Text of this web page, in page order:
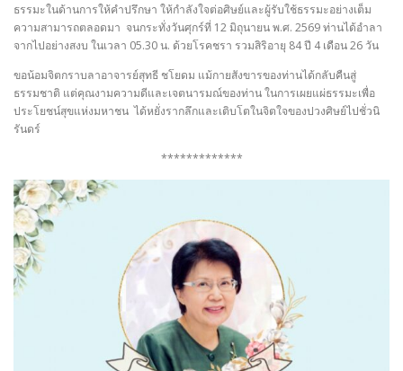
ธรรมะในด้านการให้คำปรึกษา ให้กำลังใจต่อศิษย์และผู้รับใช้ธรรมะอย่างเต็ม
ความสามารถตลอดมา จนกระทั่งวันศุกร์ที่ 12 มิถุนายน พ.ศ. 2569 ท่านได้อำลา
จากไปอย่างสงบ ในเวลา 05.30 น. ด้วยโรคชรา รวมสิริอายุ 84 ปี 4 เดือน 26 วัน
ขอน้อมจิตกราบลาอาจารย์สุทธี ชโยดม แม้กายสังขารของท่านได้กลับคืนสู่
ธรรมชาติ แต่คุณงามความดีและเจตนารมณ์ของท่าน ในการเผยแผ่ธรรมะเพื่อ
ประโยชน์สุขแห่งมหาชน ได้หยั่งรากลึกและเติบโตในจิตใจของปวงศิษย์ไปชั่วนิ
รันดร์
*************